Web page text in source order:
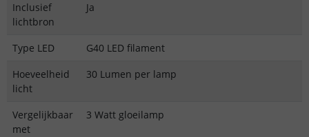
Inclusief
lichtbron
Ja
Type LED
G40 LED filament
Hoeveelheid
licht
30 Lumen per lamp
Vergelijkbaar
met
3 Watt gloeilamp